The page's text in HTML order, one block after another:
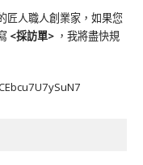
匠人職人創業家，如果您
<採訪單> ，我將盡快規